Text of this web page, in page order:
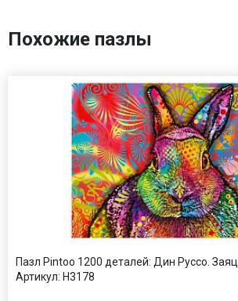
Похожие пазлы
Пазл Pintoo 1200 деталей: Дин Руссо. Заяц
Артикул: H3178